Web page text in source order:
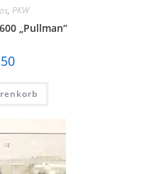
, PKW
„Pullman“